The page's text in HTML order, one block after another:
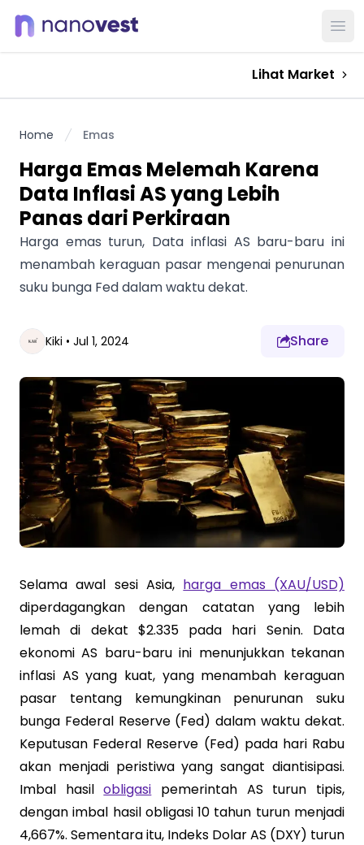
Lihat Market
Home Emas
Harga Emas Melemah Karena
Data Inflasi AS yang Lebih
Panas dari Perkiraan
Harga emas turun, Data inflasi AS baru-baru ini
menambah keraguan pasar mengenai penurunan
suku bunga Fed dalam waktu dekat.
Kiki • Jul 1, 2024 Share
Selama awal sesi Asia, harga emas (XAU/USD)
diperdagangkan dengan catatan yang lebih
lemah di dekat $2.335 pada hari Senin. Data
ekonomi AS baru-baru ini menunjukkan tekanan
inflasi AS yang kuat, yang menambah keraguan
pasar tentang kemungkinan penurunan suku
bunga Federal Reserve (Fed) dalam waktu dekat.
Keputusan Federal Reserve (Fed) pada hari Rabu
akan menjadi peristiwa yang sangat diantisipasi.
Imbal hasilobligasi pemerintah AS turun tipis,
dengan imbal hasil obligasi 10 tahun turun menjadi
4,667%. Sementara itu, Indeks Dolar AS (DXY) turun